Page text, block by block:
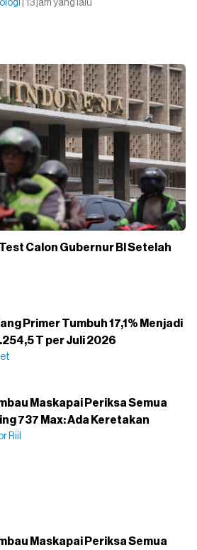
| 13 jam yang lalu
Calon Gubernur BI Setelah
Primer Tumbuh 17,1% Menjadi
T per Juli 2026
Maskapai Periksa Semua
737 Max: Ada Keretakan
Riil
Maskapai Periksa Semua